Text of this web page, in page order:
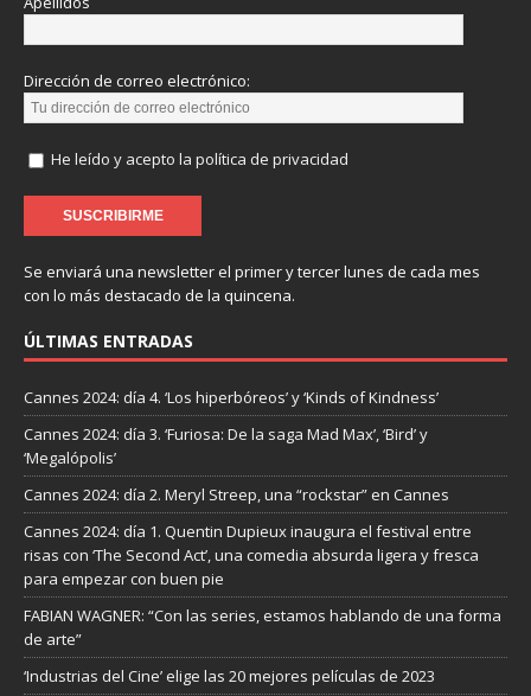
Dirección de correo electrónico:
He leído y acepto la política de privacidad
Se enviará una newsletter el primer y tercer lunes de cada mes
con lo más destacado de la quincena.
ÚLTIMAS ENTRADAS
Cannes 2024: día 4. ‘Los hiperbóreos’ y ‘Kinds of Kindness’
Cannes 2024: día 3. ‘Furiosa: De la saga Mad Max’, ‘Bird’ y
‘Megalópolis’
Cannes 2024: día 2. Meryl Streep, una “rockstar” en Cannes
Cannes 2024: día 1. Quentin Dupieux inaugura el festival entre
risas con ‘The Second Act’, una comedia absurda ligera y fresca
para empezar con buen pie
FABIAN WAGNER: “Con las series, estamos hablando de una forma
de arte”
‘Industrias del Cine’ elige las 20 mejores películas de 2023